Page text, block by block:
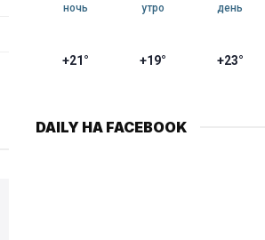
ночь
+21°
утро
+19°
день
+23°
DAILY НА FACEBOOK